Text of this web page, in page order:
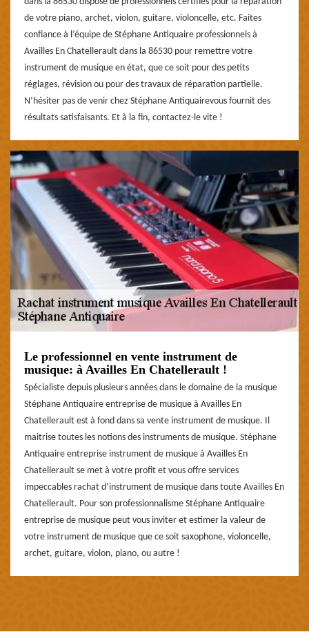
de votre piano, archet, violon, guitare, violoncelle, etc. Faites
confiance à l’équipe de Stéphane Antiquaire professionnels à
Availles En Chatellerault dans la 86530 pour remettre votre
instrument de musique en état, que ce soit pour des petits
réglages, révision ou pour des travaux de réparation partielle.
N’hésiter pas de venir chez Stéphane Antiquairevous fournit des
résultats satisfaisants. Et à la fin, contactez-le vite !
Le professionnel en vente instrument de
musique: à Availles En Chatellerault !
Spécialiste depuis plusieurs années dans le domaine de la musique
Stéphane Antiquaire entreprise de musique à Availles En
Chatellerault est à fond dans sa vente instrument de musique. Il
maitrise toutes les notions des instruments de musique. Stéphane
Antiquaire entreprise instrument de musique à Availles En
Chatellerault se met à votre profit et vous offre services
impeccables rachat d’instrument de musique dans toute Availles En
Chatellerault. Pour son professionnalisme Stéphane Antiquaire
entreprise de musique peut vous inviter et estimer la valeur de
votre instrument de musique que ce soit saxophone, violoncelle,
archet, guitare, violon, piano, ou autre !